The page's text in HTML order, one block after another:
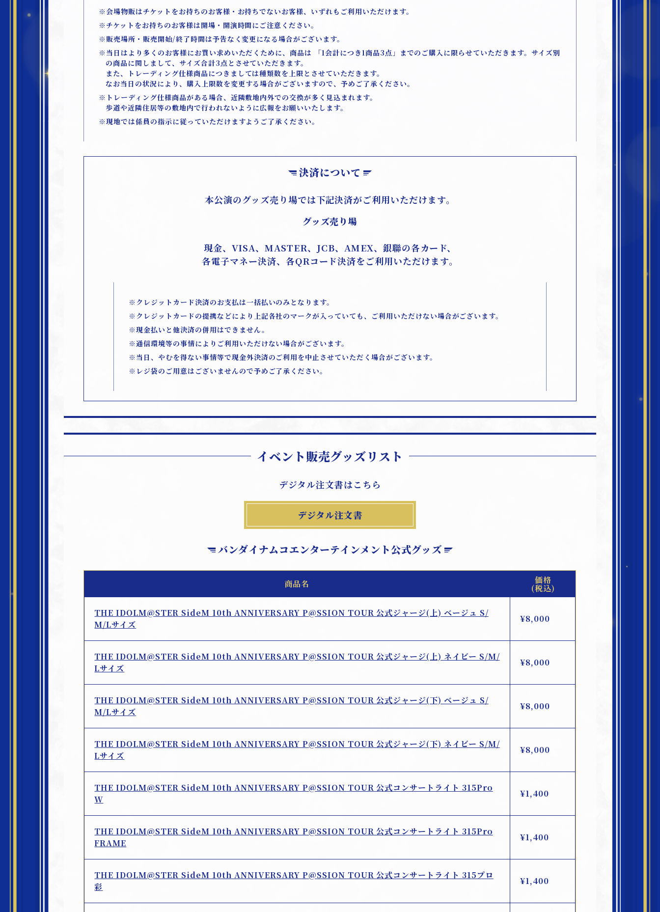
※会場物販はチケットをお持ちのお客様・お持ちでないお客様、いずれもご利用いただけます。
※チケットをお持ちのお客様は開場・開演時間にご注意ください。
※販売場所・販売開始/終了時間は予告なく変更になる場合がございます。
※当日はより多くのお客様にお買い求めいただくために、商品は 「1会計につき1商品3点」までのご購入に限らせていただきます。サイズ別
の商品に関しまして、サイズ合計3点とさせていただきます。
また、トレーディング仕様商品につきましては種類数を上限とさせていただきます。
なお当日の状況により、購入上限数を変更する場合がございますので、予めご了承ください。
※トレーディング仕様商品がある場合、近隣敷地内外での交換が多く見込まれます。
歩道や近隣住居等の敷地内で行われないように広報をお願いいたします。
※現地では係員の指示に従っていただけますようご了承ください。
決済について
本公演のグッズ売り場では下記決済がご利用いただけます。
グッズ売り場
現金、VISA、MASTER、JCB、AMEX、銀聯の各カード、
各電子マネー決済、各QRコード決済をご利用いただけます。
※クレジットカード決済のお支払は一括払いのみとなります。
※クレジットカードの提携などにより上記各社のマークが入っていても、ご利用いただけない場合がございます。
※現金払いと他決済の併用はできません。
※通信環境等の事情によりご利用いただけない場合がございます。
※当日、やむを得ない事情等で現金外決済のご利用を中止させていただく場合がございます。
※レジ袋のご用意はございませんので予めご了承ください。
イベント販売グッズリスト
デジタル注文書はこちら
デジタル注文書
バンダイナムコエンターテインメント公式グッズ
商品名 価格
(税込)
THE IDOLM@STER SideM 10th ANNIVERSARY P@SSION TOUR 公式ジャージ(上) ベージュ S/
M/Lサイズ
¥8,000
THE IDOLM@STER SideM 10th ANNIVERSARY P@SSION TOUR 公式ジャージ(上) ネイビー S/M/
Lサイズ
¥8,000
THE IDOLM@STER SideM 10th ANNIVERSARY P@SSION TOUR 公式ジャージ(下) ベージュ S/
M/Lサイズ
¥8,000
THE IDOLM@STER SideM 10th ANNIVERSARY P@SSION TOUR 公式ジャージ(下) ネイビー S/M/
Lサイズ
¥8,000
THE IDOLM@STER SideM 10th ANNIVERSARY P@SSION TOUR 公式コンサートライト 315Pro
W
¥1,400
THE IDOLM@STER SideM 10th ANNIVERSARY P@SSION TOUR 公式コンサートライト 315Pro
FRAME
¥1,400
THE IDOLM@STER SideM 10th ANNIVERSARY P@SSION TOUR 公式コンサートライト 315プロ
彩
¥1,400